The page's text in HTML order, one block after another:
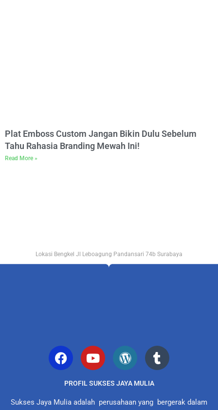
Plat Emboss Custom Jangan Bikin Dulu Sebelum
Tahu Rahasia Branding Mewah Ini!
Read More »
Lokasi Bengkel Jl Leboagung Pandansari 74b Surabaya
PROFIL SUKSES JAYA MULIA
Sukses Jaya Mulia adalah perusahaan yang bergerak dalam